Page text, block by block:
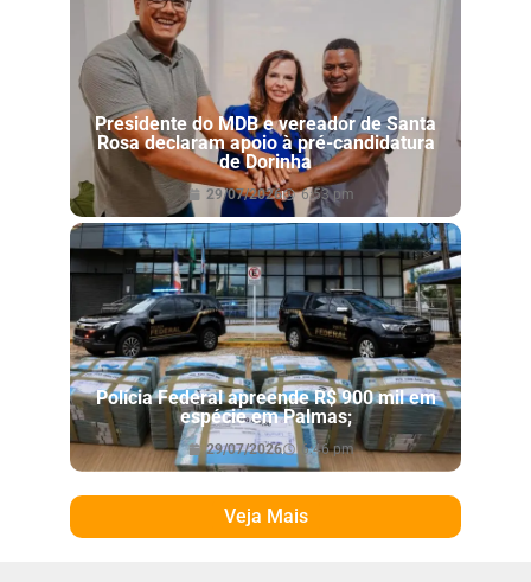
Presidente do MDB e vereador de Santa
Rosa declaram apoio à pré-candidatura
de Dorinha
29/07/2026 6:53 pm
Polícia Federal apreende R$ 900 mil em
espécie em Palmas;
29/07/2026 6:46 pm
Veja Mais